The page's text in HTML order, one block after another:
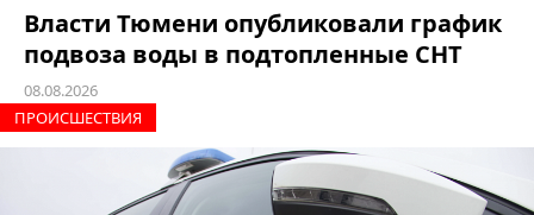
Власти Тюмени опубликовали график
подвоза воды в подтопленные СНТ
08.08.2026
ПРОИCШЕСТВИЯ